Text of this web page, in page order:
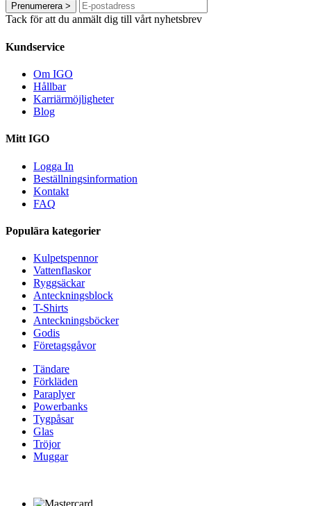
Prenumerera>
Tack för att du anmält dig till vårt nyhetsbrev
Kundservice
Om IGO
Hållbar
Karriärmöjligheter
Blog
Mitt IGO
Logga In
Beställningsinformation
Kontakt
FAQ
Populära kategorier
Kulpetspennor
Vattenflaskor
Ryggsäckar
Anteckningsblock
T-Shirts
Anteckningsböcker
Godis
Företagsgåvor
Tändare
Förkläden
Paraplyer
Powerbanks
Tygpåsar
Glas
Tröjor
Muggar